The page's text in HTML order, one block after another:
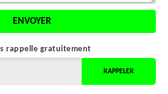
rappelle gratuitement